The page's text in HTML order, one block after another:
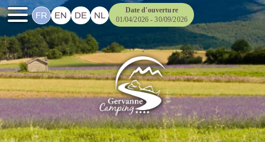
FR EN DE NL
Date d'ouverture
01/04/2026 - 30/09/2026